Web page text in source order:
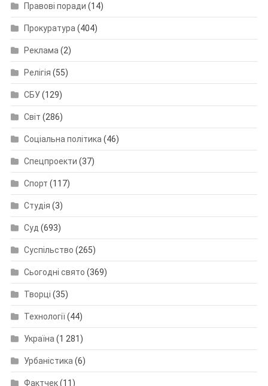
Правові поради (14)
Прокуратура (404)
Реклама (2)
Релігія (55)
СБУ(129)
Світ (286)
Соціальна політика (46)
Спецпроекти (37)
Спорт (117)
Студія (3)
Суд (693)
Суспільство (265)
Сьогодні свято (369)
Творці (35)
Технології(44)
Україна (1 281)
Урбаністика (6)
Фактчек(11)